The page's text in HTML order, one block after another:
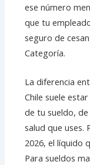
ese número
que tu
seguro de
Categoría.
La diferencia
Chile suele
de tu sueldo,
salud que uses.
2026, el líquido
Para sueldos